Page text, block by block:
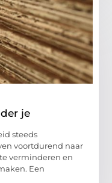
je
steeds
voortdurend naar
verminderen en
Een